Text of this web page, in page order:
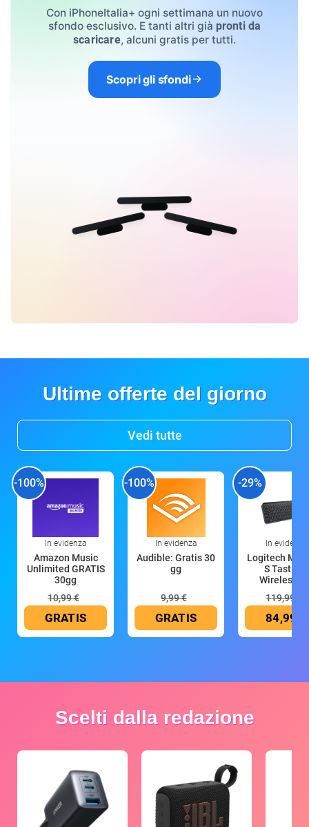
Con iPhoneItalia+ ogni settimana un nuovo
sfondo esclusivo. E tanti altri già pronti da
scaricare, alcuni gratis per tutti.
Scopri gli sfondi
Ultime offerte del giorno
Vedi tutte
-100%
In evidenza
Amazon Music
Unlimited GRATIS
30gg
10,99 €
GRATIS
-100%
In evidenza
Audible: Gratis 30
gg
9,99 €
GRATIS
-29%
In evidenza
Logitech MX
S Tastiera
Wireless
119,99 €
84,99 €
Scelti dalla redazione